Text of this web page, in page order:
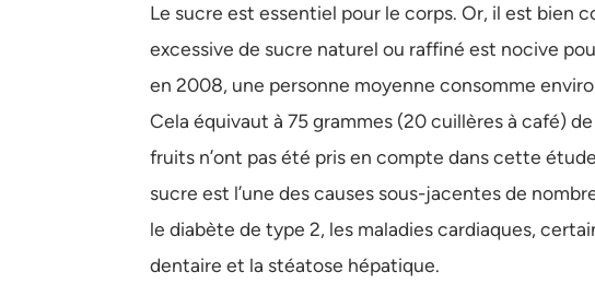
Le sucre est essentiel pour le corps. Or, il est bien
excessive de sucre naturel ou raffiné est nocive
en 2008, une personne moyenne consomme
Cela équivaut à 75 grammes (20 cuillères à café)
fruits n’ont pas été pris en compte dans cette
sucre est l’une des causes sous-jacentes de
le diabète de type 2, les maladies cardiaques,
dentaire et la stéatose hépatique.